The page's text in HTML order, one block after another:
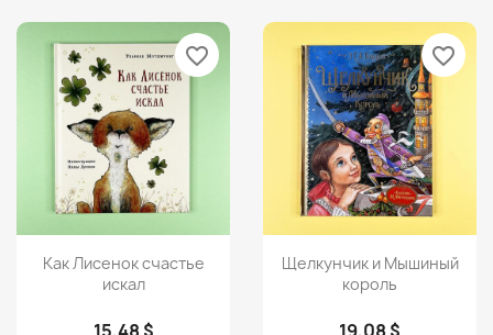
Просмотр
Как Лисенок счастье
искал
favorite_border
Просмотр
Щелкунчик и Мышиный
король
favorite_border